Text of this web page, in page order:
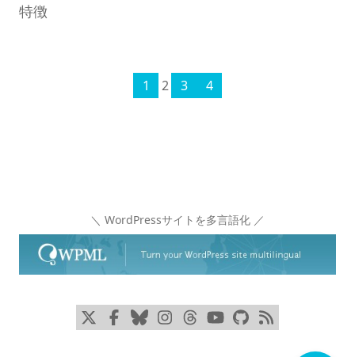
特徴
1 2 3 4
＼ WordPressサイトを多言語化 ／
Facebook
BlueskyInstagram
ThreadsYouTube
GitHub
RSS